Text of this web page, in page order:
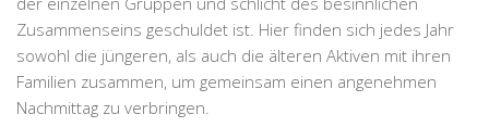
Zusammenseins geschuldet ist. Hier finden sich jedes Jahr
sowohl die jüngeren, als auch die älteren Aktiven mit ihren
Familien zusammen, um gemeinsam einen angenehmen
Nachmittag zu verbringen.